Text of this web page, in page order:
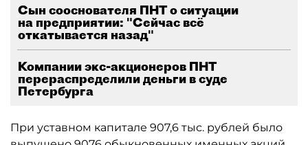
Сын сооснователя ПНТ о ситуации
на предприятии: "Сейчас всё
откатывается назад"
Компании экс-акционеров ПНТ
перераспределили деньги в суде
Петербурга
При уставном капитале 907,6 тыс. рублей было